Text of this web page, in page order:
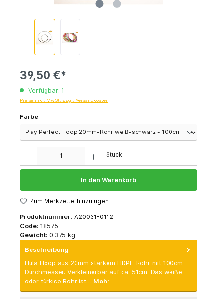
39,50 €*
Verfügbar: 1
Preise inkl. MwSt. zzgl. Versandkosten
Farbe
Stück
In den Warenkorb
Zum Merkzettel hinzufügen
Produktnummer: A20031-0112
Code: 18575
Gewicht: 0.375 kg
Beschreibung
Hula Hoop aus 20mm starkem HDPE-Rohr mit 100cm
Durchmesser. Verkleinerbar auf ca. 51cm. Das weiße
oder türkise Rohr ist… Mehr